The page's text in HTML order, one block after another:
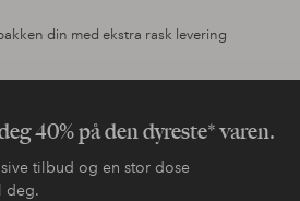
din med ekstra rask levering
40% på den dyreste* varen.
tilbud og en stor dose
deg.